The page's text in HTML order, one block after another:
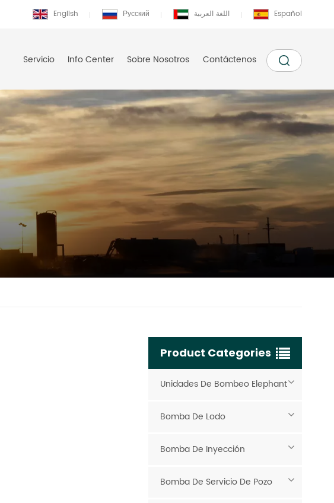
English Русский اللغة العربية Español
Servicio Info Center Sobre Nosotros Contáctenos
Product Categories
Unidades De Bombeo Elephant
Bomba De Lodo
Bomba De Inyección
Bomba De Servicio De Pozo